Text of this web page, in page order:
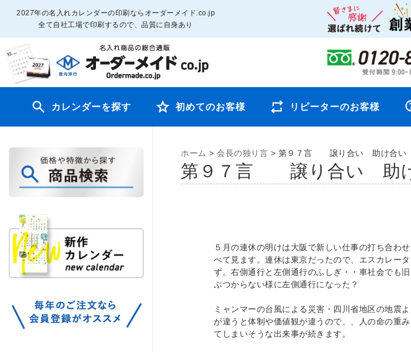
2027年の名入れカレンダーの印刷ならオーダーメイド.co.jp
全て自社工場で印刷するので、品質に自身あり
カレンダーを探す 初めてのお客様 リピーターのお客様
ホーム > 会長の独り言 > 第９７言 譲り合い 助け合い
第９７言 譲り合い 助
５月の連休の明けは大阪で新しい仕事の打ち合わ
べて見ます。連休は東京だったので、エスカレー
ず。右側通行と左側通行のふしぎ・・車社会でも
ぶつからない様に左側通行になった？
ミャンマーの台風による災害・四川省地区の地震
が違うと体制や価値観が違うので、、人の命の重
てしまいそうな出来事が続きます。